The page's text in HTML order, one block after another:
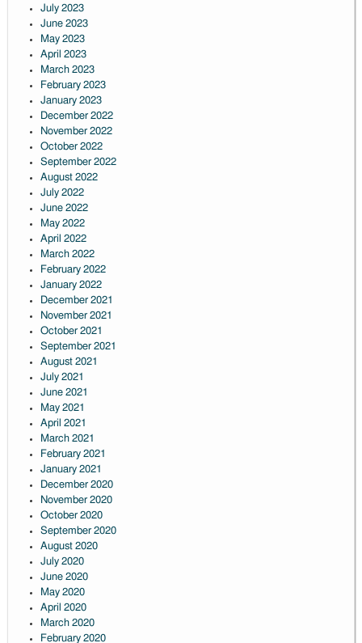
July 2023
June 2023
May 2023
April 2023
March 2023
February 2023
January 2023
December 2022
November 2022
October 2022
September 2022
August 2022
July 2022
June 2022
May 2022
April 2022
March 2022
February 2022
January 2022
December 2021
November 2021
October 2021
September 2021
August 2021
July 2021
June 2021
May 2021
April 2021
March 2021
February 2021
January 2021
December 2020
November 2020
October 2020
September 2020
August 2020
July 2020
June 2020
May 2020
April 2020
March 2020
February 2020